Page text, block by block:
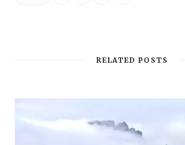
RELATED POSTS